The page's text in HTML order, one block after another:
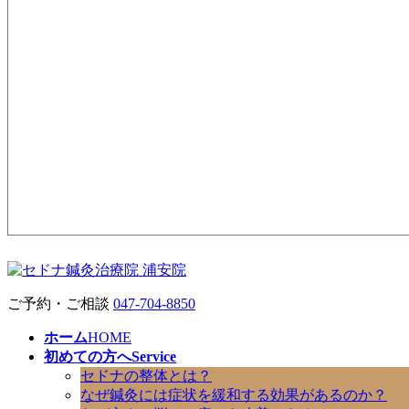
ご予約・ご相談 047-704-8850
ホームHOME
初めての方へService
セドナの整体とは？
なぜ鍼灸には症状を緩和する効果があるのか？